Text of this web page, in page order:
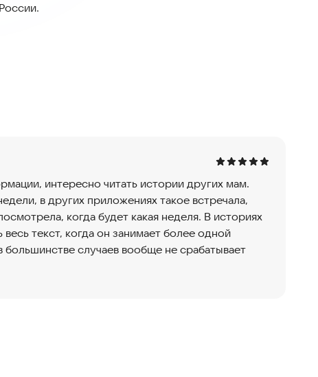
о важных событиях
жидкостей
Вам будут доступны хорошо
профессиональные видео и статьи о
гинекологами, психологами,
14 миллионов раз.
вам не пропустить сдачу анализов и другие
интересно читать истории других мам.
в других приложениях такое встречала,
когда будет какая неделя. В историях
текст, когда он занимает более одной
большинстве случаев вообще не срабатывает